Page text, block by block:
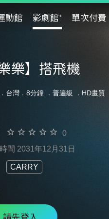
動館 影劇館⁺ 單次付費
樂樂】搭飛機
台灣．8分鐘 ． 普遍級 ．HD畫質
0
間 2031年12月31日
CARRY